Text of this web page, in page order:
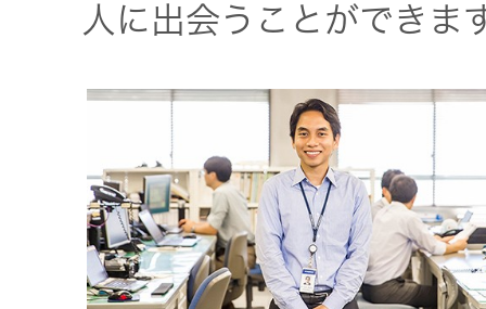
人に出会うことができま